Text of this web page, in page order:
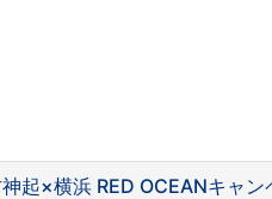
神起×横浜 RED OCEANキャ